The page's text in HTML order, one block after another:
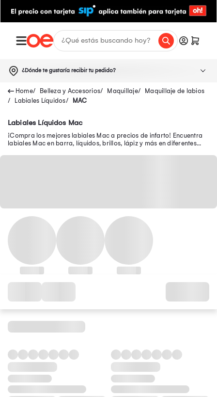
¿Dónde te gustaría recibir tu pedido?
Belleza y Accesorios Maquillaje
Maquillaje de labios
Labiales Líquidos
MAC
Labiales Líquidos Mac
¡Compra los mejores labiales Mac a precios de infarto! Encuentra
labiales Mac en barra, líquidos, brillos, lápiz y más en diferentes